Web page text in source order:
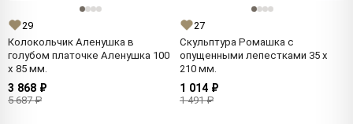
29
Колокольчик Аленушка в
голубом платочке Аленушка 100
x 85 мм.
3 868 ₽
5 687 ₽
27
Скульптура Ромашка с
опущенными лепестками 35 x
210 мм.
1 014 ₽
1 491 ₽